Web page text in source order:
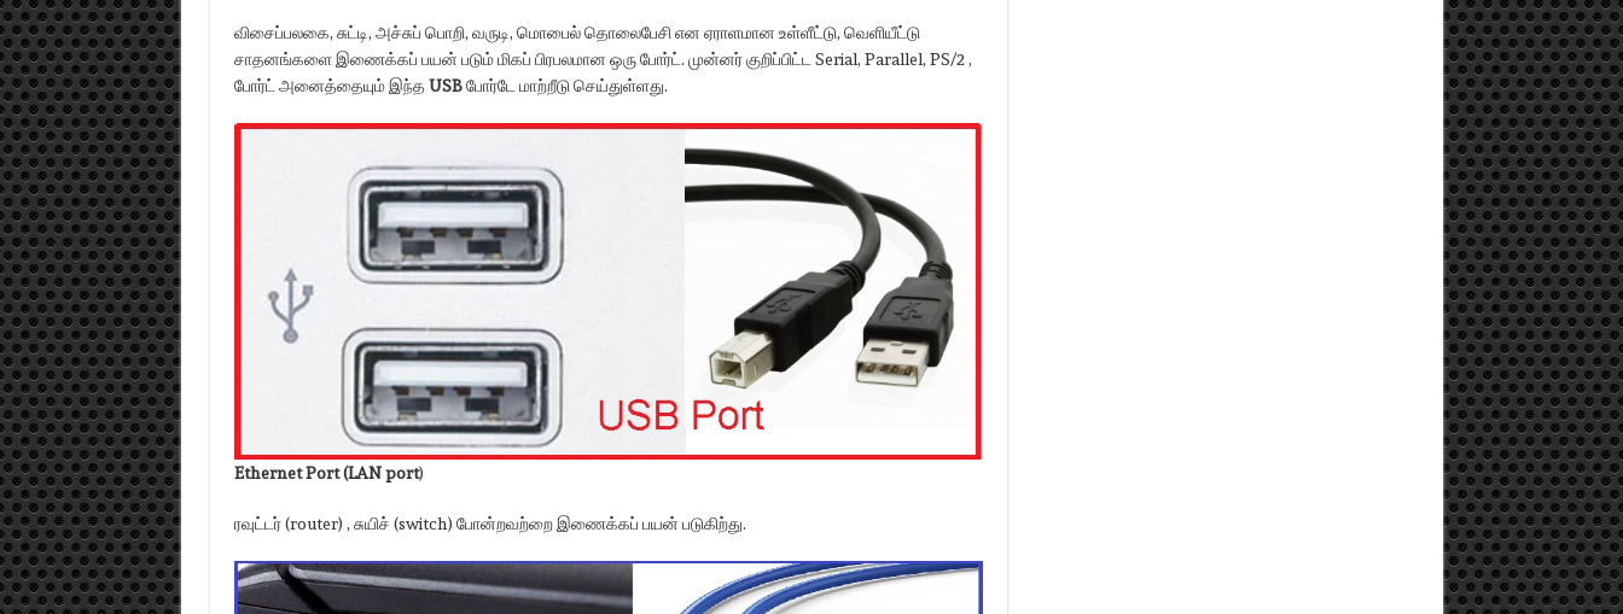
விசைப்பலகை, சுட்டி, அச்சுப் பொறி, வருடி, மொபைல் தொலைபேசி என ஏராளமான உள்ளீட்டு, வெளியீட்டு
சாதனங்களை இணைக்கப் பயன் படும் மிகப் பிரபலமான ஒரு போர்ட். முன்னர் குறிப்பிட்ட Serial, Parallel, PS/2 ,
போர்ட் அனைத்தையும் இந்த USBபோர்டே மாற்றீடு செய்துள்ளது.
Ethernet Port (LAN port)
ரவுட்டர் (router) , சுயிச் (switch) போன்றவற்றை இணைக்கப் பயன் படுகிற்து.